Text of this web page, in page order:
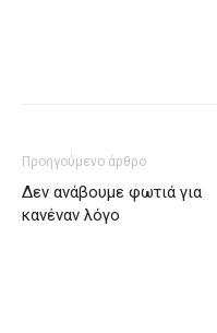
Προηγούμενο άρθρο
Δεν ανάβουμε φωτιά για
κανέναν λόγο